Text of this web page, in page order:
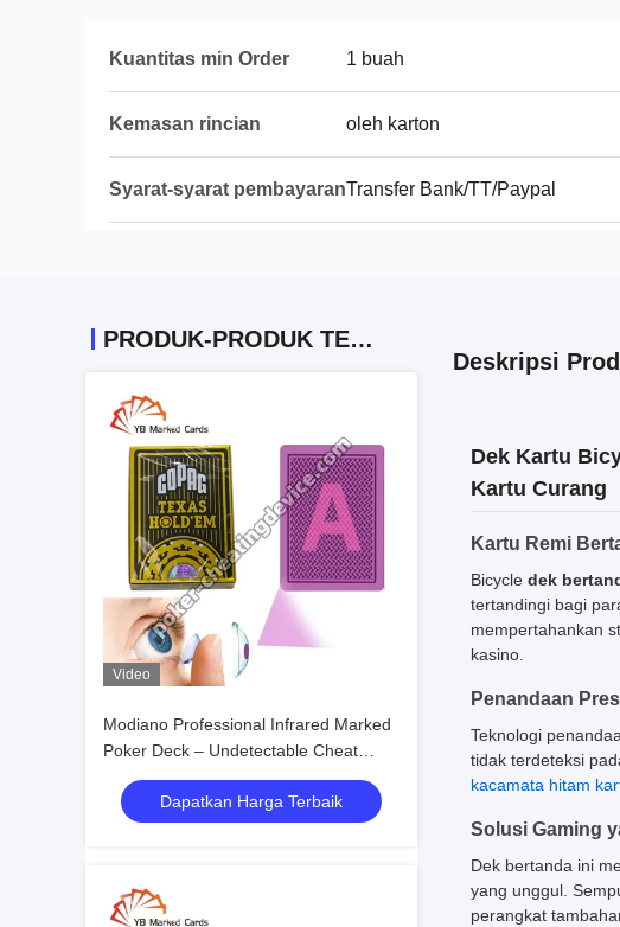
Kuantitas min Order 1 buah
Kemasan rincian oleh karton
Syarat-syarat pembayaranTransfer Bank/TT/Paypal
PRODUK-PRODUK TERKAIT
Video
Modiano Professional Infrared Marked
Poker Deck – Undetectable Cheat
Cards
Dapatkan Harga Terbaik
Deskripsi
Dek Kartu
Kartu Curang
Kartu Remi
Bicycle dek
tertandingi bagi
mempertahankan
kasino.
Penandaan
Teknologi
tidak terdeteksi
kacamata hitam
Solusi Gaming
Dek bertanda ini
yang unggul.
perangkat